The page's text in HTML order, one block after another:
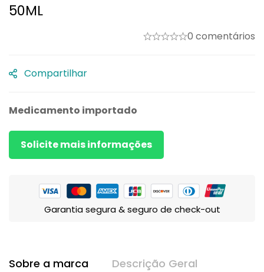
50ML
0 comentários
Compartilhar
Medicamento importado
Solicite mais informações
Garantia segura & seguro de check-out
Sobre a marca Descrição Geral